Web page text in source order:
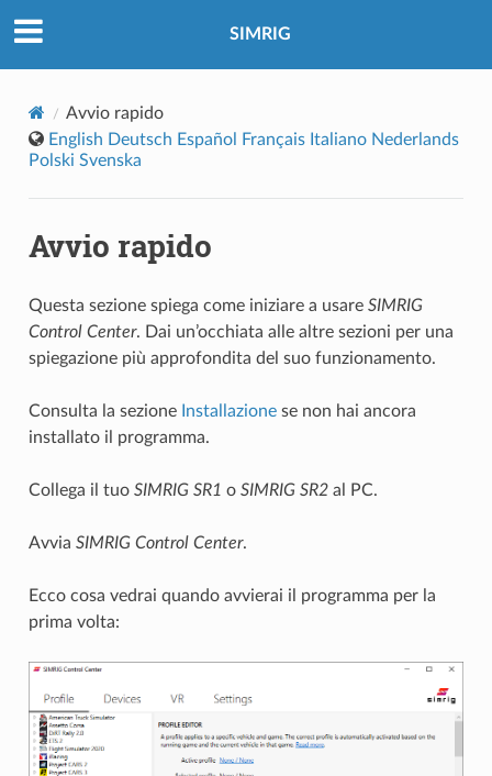
SIMRIG
Avvio rapido
English Deutsch Español Français Italiano Nederlands
Polski Svenska
Avvio rapido
Questa sezione spiega come iniziare a usare SIMRIG
Control Center. Dai un’occhiata alle altre sezioni per una
spiegazione più approfondita del suo funzionamento.
Consulta la sezione Installazionese non hai ancora
installato il programma.
Collega il tuo SIMRIG SR1 o SIMRIG SR2al PC.
Avvia SIMRIG Control Center.
Ecco cosa vedrai quando avvierai il programma per la
prima volta: